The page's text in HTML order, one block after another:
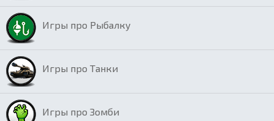
Игры про Рыбалку
Игры про Танки
Игры про Зомби